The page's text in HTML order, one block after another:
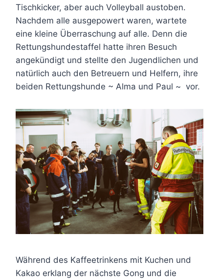
Tischkicker, aber auch Volleyball austoben.
Nachdem alle ausgepowert waren, wartete
eine kleine Überraschung auf alle. Denn die
Rettungshundestaffel hatte ihren Besuch
angekündigt und stellte den Jugendlichen und
natürlich auch den Betreuern und Helfern, ihre
beiden Rettungshunde ~ Alma und Paul ~ vor.
Während des Kaffeetrinkens mit Kuchen und
Kakao erklang der nächste Gong und die